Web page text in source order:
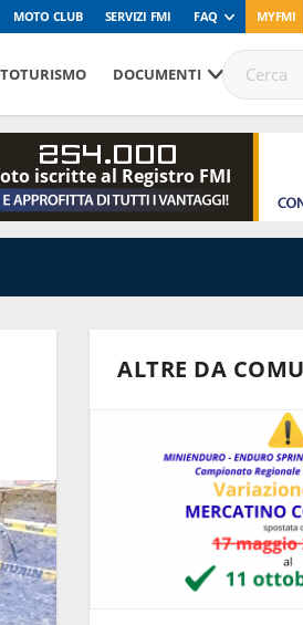
MOTO CLUB SERVIZI FMI FAQ MYFMI
DOCUMENTI
254.000
iscritte al Registro FMI
ALTRE DA